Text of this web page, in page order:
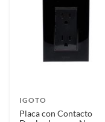
IGOTO
Placa con Contacto